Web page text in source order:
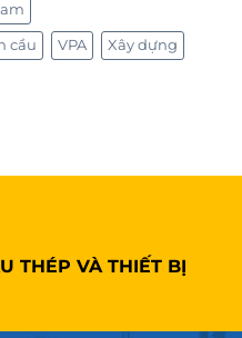
cầu VPA Xây dựng
THÉP VÀ THIẾT BỊ